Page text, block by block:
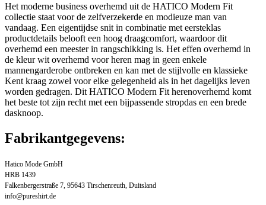
Het moderne business overhemd uit de HATICO Modern Fit
collectie staat voor de zelfverzekerde en modieuze man van
vandaag. Een eigentijdse snit in combinatie met eersteklas
productdetails belooft een hoog draagcomfort, waardoor dit
overhemd een meester in rangschikking is. Het effen overhemd in
de kleur wit overhemd voor heren mag in geen enkele
mannengarderobe ontbreken en kan met de stijlvolle en klassieke
Kent kraag zowel voor elke gelegenheid als in het dagelijks leven
worden gedragen. Dit HATICO Modern Fit herenoverhemd komt
het beste tot zijn recht met een bijpassende stropdas en een brede
dasknoop.
Fabrikantgegevens:
Hatico Mode GmbH
HRB 1439
Falkenbergerstraße 7, 95643 Tirschenreuth, Duitsland
info@pureshirt.de